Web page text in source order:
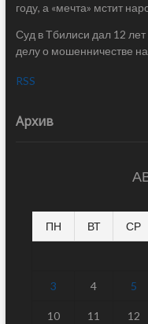
году, а «мечта» мстит
Суд в Тбилиси дал 12
делу о мошенничестве
RSS
Архив
ПН ВТ СР
3 4 5
10 11 12